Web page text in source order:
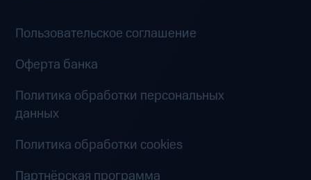
Пользовательское соглашение
Оферта банка
Политика обработки персональных
данных
Политика обработки cookies